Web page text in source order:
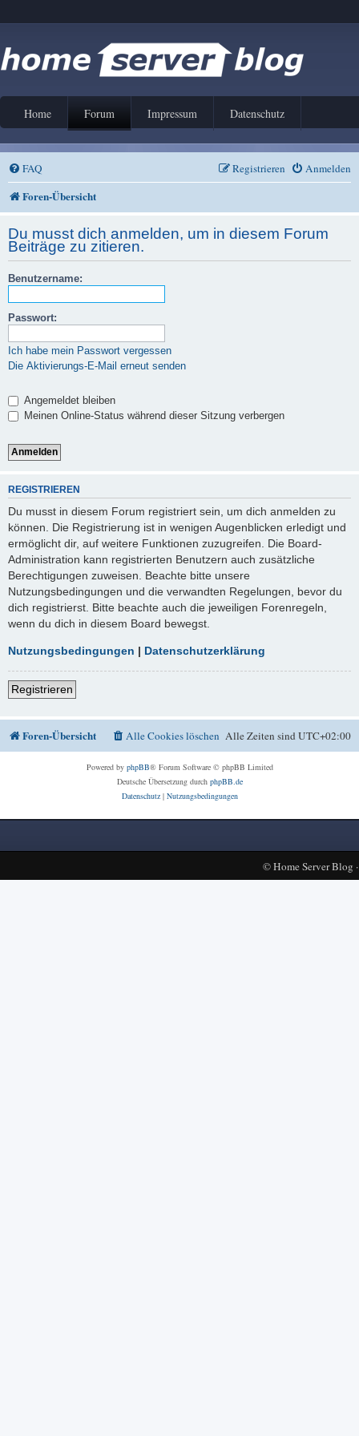
Home Forum Impressum Datenschutz
FAQ Anmelden
Registrieren
Foren-Übersicht
Du musst dich anmelden, um in diesem Forum
Beiträge zu zitieren.
Benutzername:
Passwort:
Ich habe mein Passwort vergessen
Die Aktivierungs-E-Mail erneut senden
Angemeldet bleiben
Meinen Online-Status während dieser Sitzung verbergen
REGISTRIEREN
Du musst in diesem Forum registriert sein, um dich anmelden zu
können. Die Registrierung ist in wenigen Augenblicken erledigt und
ermöglicht dir, auf weitere Funktionen zuzugreifen. Die Board-
Administration kann registrierten Benutzern auch zusätzliche
Berechtigungen zuweisen. Beachte bitte unsere
Nutzungsbedingungen und die verwandten Regelungen, bevor du
dich registrierst. Bitte beachte auch die jeweiligen Forenregeln,
wenn du dich in diesem Board bewegst.
Nutzungsbedingungen | Datenschutzerklärung
Registrieren
Foren-Übersicht Alle Zeiten sindUTC+02:00
Alle Cookies löschen
Powered by phpBB® Forum Software © phpBB Limited
Deutsche Übersetzung durch phpBB.de
Datenschutz| Nutzungsbedingungen
©Home Server Blog